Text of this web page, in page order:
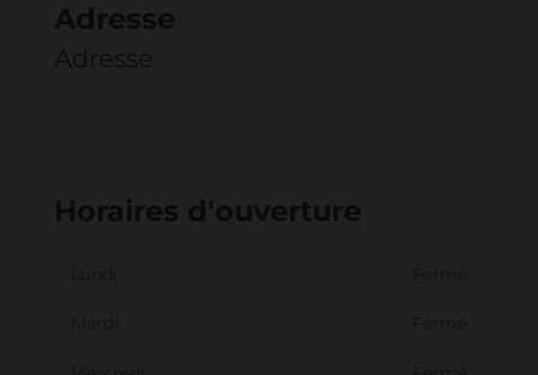
Adresse
Adresse
Horaires d'ouverture